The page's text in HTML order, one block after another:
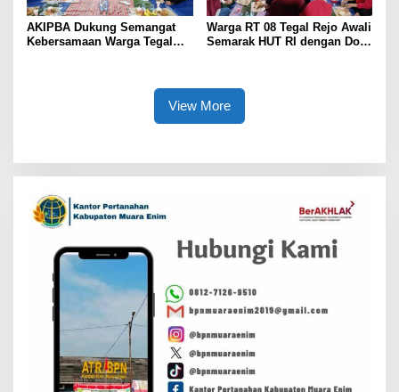
AKIPBA Dukung Semangat
Kebersamaan Warga Tegal
Warga RT 08 Tegal Rejo Awali
Semarak HUT RI dengan Doa
View More